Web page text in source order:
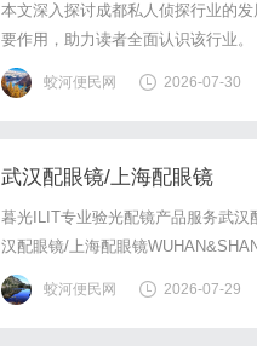
本文深入探讨成都私人侦探行业的
要作用，助力读者全面认识该行业。
蛟河便民网 2026-07-30
武汉配眼镜/上海配眼镜
暮光ILIT专业验光配镜产品服务武
汉配眼镜/上海配眼镜
写字楼眼镜店直营品牌，现于武汉
基础，全场镜片40%-60%优惠，兼
蛟河便民网 2026-07-29